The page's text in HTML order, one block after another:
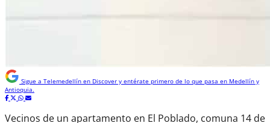
Sigue a Telemedellín en Discover y entérate primero de lo que pasa en Medellín y
Antioquia.
Vecinos de un apartamento en El Poblado, comuna 14 de